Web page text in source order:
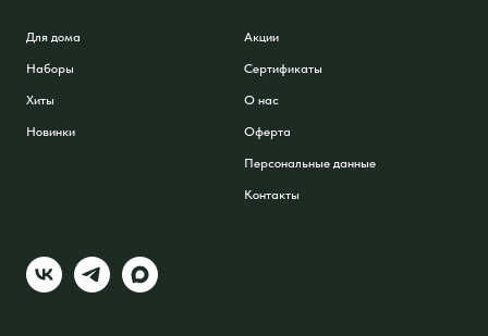
Для дома
Наборы
Хиты
Новинки
Акции
Сертификаты
О нас
Оферта
Персональные данные
Контакты